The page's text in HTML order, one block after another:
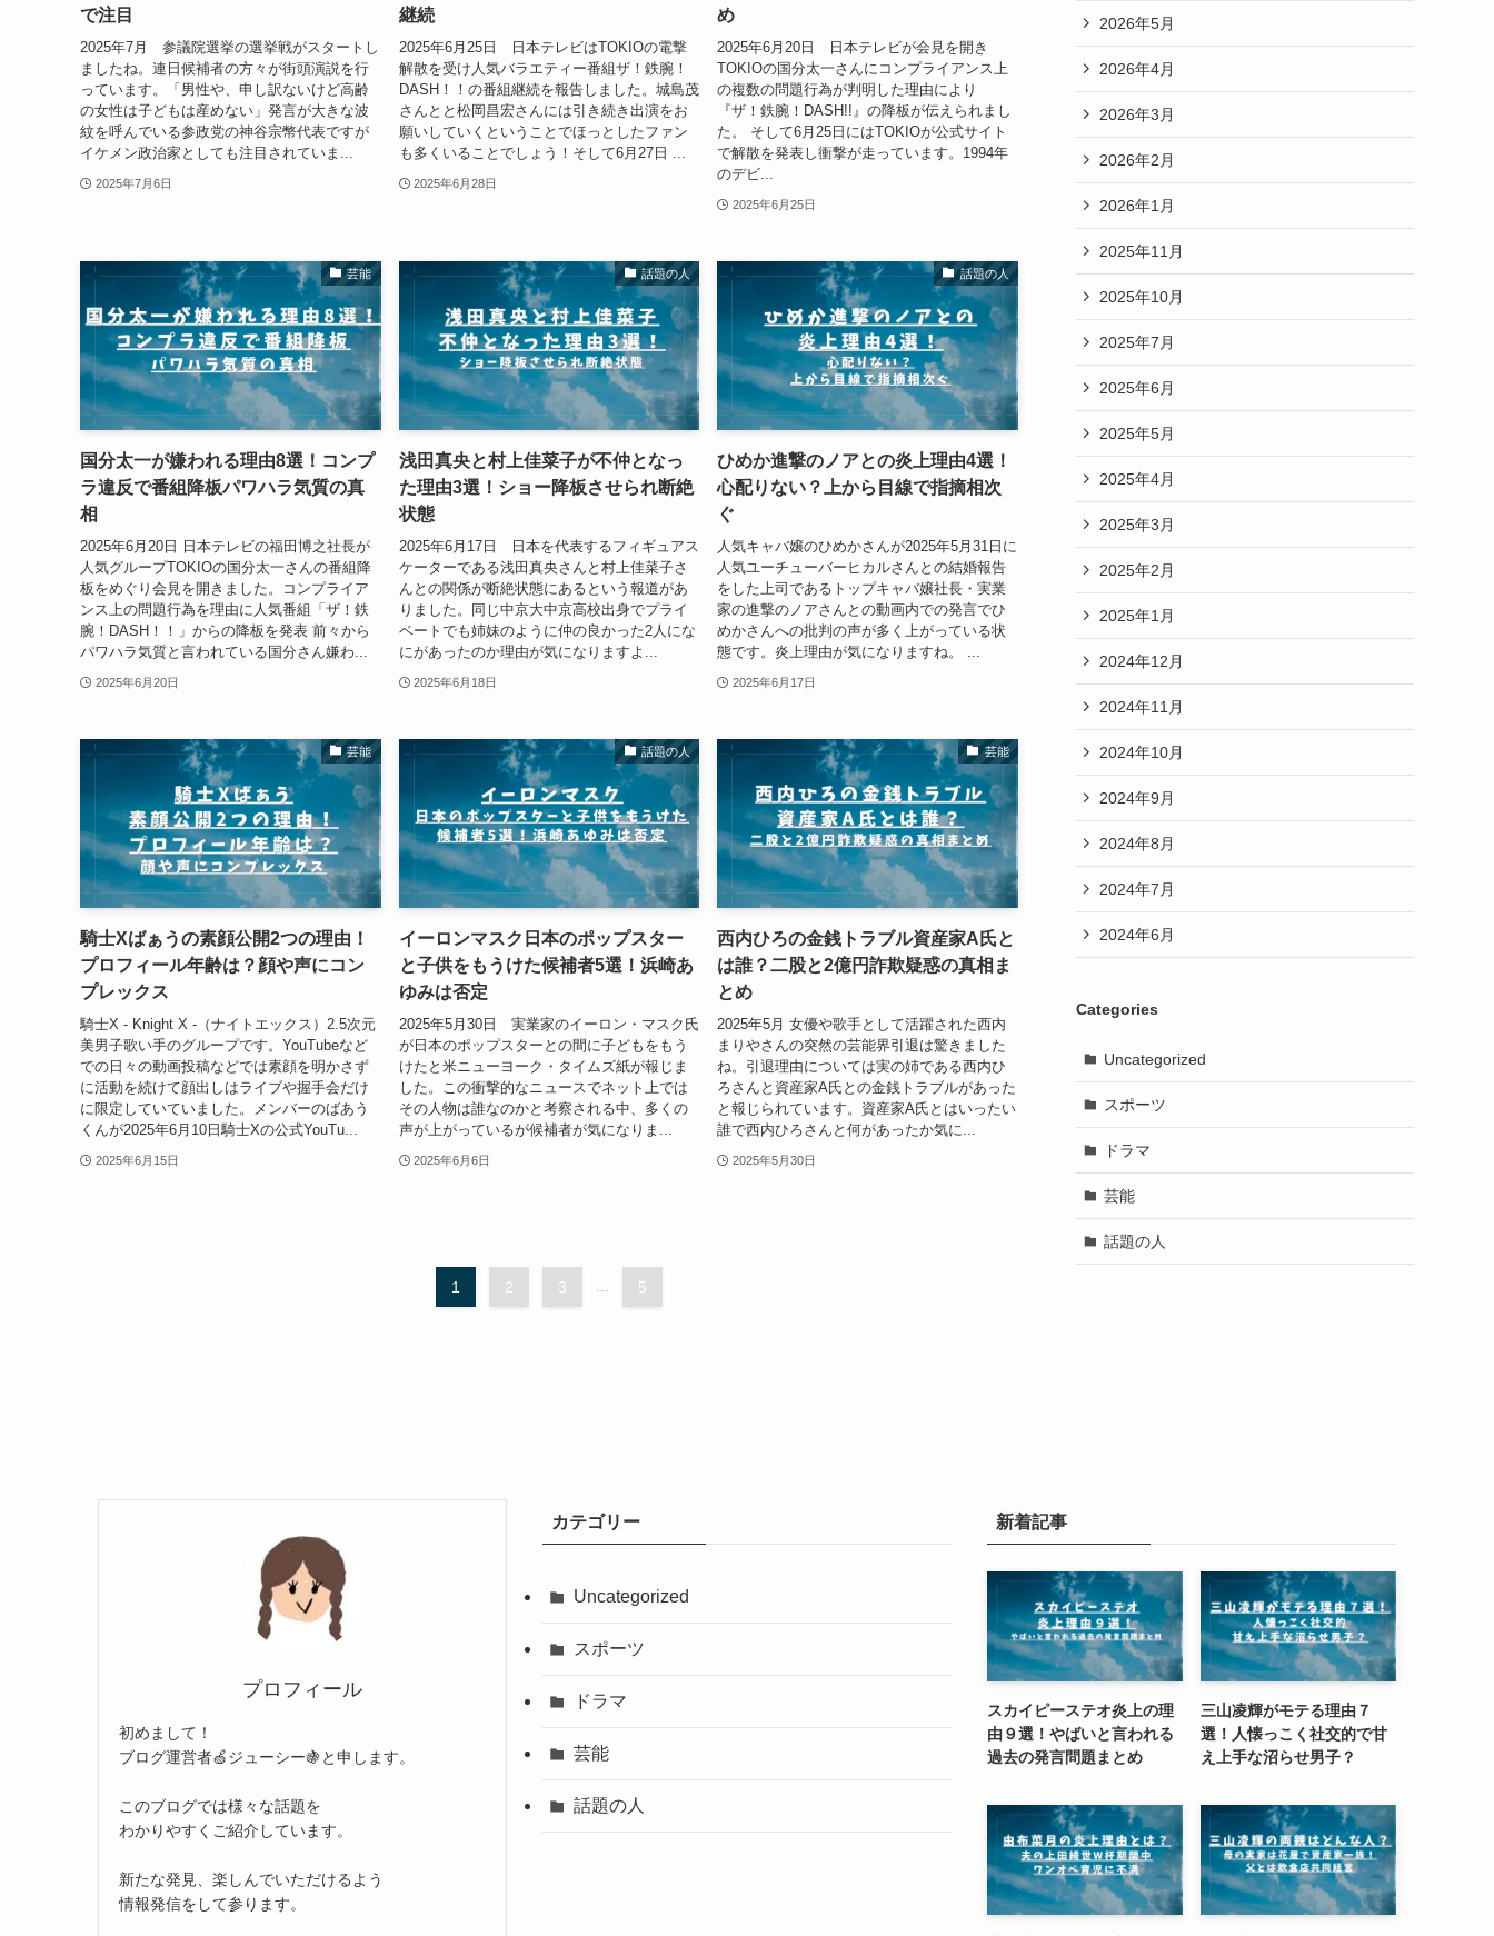
で注目
2025年7月 参議院選挙の選挙戦がスタートし
ましたね。連日候補者の方々が街頭演説を行
っています。「男性や、申し訳ないけど高齢
の女性は子どもは産めない」発言が大きな波
紋を呼んでいる参政党の神谷宗幣代表ですが
イケメン政治家としても注目されていま...
2025年7月6日
継続
2025年6月25日 日本テレビはTOKIOの電撃
解散を受け人気バラエティー番組ザ！鉄腕！
DASH！！の番組継続を報告しました。城島茂
さんとと松岡昌宏さんには引き続き出演をお
願いしていくということでほっとしたファン
も多くいることでしょう！そして6月27日 ...
2025年6月28日
め
2025年6月20日 日本テレビが会見を開き
TOKIOの国分太一さんにコンプライアンス上
の複数の問題行為が判明した理由により
『ザ！鉄腕！DASH!!』の降板が伝えられまし
た。 そして6月25日にはTOKIOが公式サイト
で解散を発表し衝撃が走っています。1994年
のデビ...
2025年6月25日
芸能
国分太一が嫌われる理由8選！コンプ
ラ違反で番組降板パワハラ気質の真
相
2025年6月20日 日本テレビの福田博之社長が
人気グループTOKIOの国分太一さんの番組降
板をめぐり会見を開きました。コンプライア
ンス上の問題行為を理由に人気番組「ザ！鉄
腕！DASH！！」からの降板を発表 前々から
パワハラ気質と言われている国分さん嫌わ...
2025年6月20日
話題の人
浅田真央と村上佳菜子が不仲となっ
た理由3選！ショー降板させられ断絶
状態
2025年6月17日 日本を代表するフィギュアス
ケーターである浅田真央さんと村上佳菜子さ
んとの関係が断絶状態にあるという報道があ
りました。同じ中京大中京高校出身でプライ
ベートでも姉妹のように仲の良かった2人にな
にがあったのか理由が気になりますよ...
2025年6月18日
話題の人
ひめか進撃のノアとの炎上理由4選！
心配りない？上から目線で指摘相次
ぐ
人気キャバ嬢のひめかさんが2025年5月31日に
人気ユーチューバーヒカルさんとの結婚報告
をした上司であるトップキャバ嬢社長・実業
家の進撃のノアさんとの動画内での発言でひ
めかさんへの批判の声が多く上がっている状
態です。炎上理由が気になりますね。 ...
2025年6月17日
芸能
騎士Xばぁうの素顔公開2つの理由！
プロフィール年齢は？顔や声にコン
プレックス
騎士X - Knight X -（ナイトエックス）2.5次元
美男子歌い手のグループです。YouTubeなど
での日々の動画投稿などでは素顔を明かさず
に活動を続けて顔出しはライブや握手会だけ
に限定していていました。メンバーのばあう
くんが2025年6月10日騎士Xの公式YouTu...
2025年6月15日
話題の人
イーロンマスク日本のポップスター
と子供をもうけた候補者5選！浜崎あ
ゆみは否定
2025年5月30日 実業家のイーロン・マスク氏
が日本のポップスターとの間に子どもをもう
けたと米ニューヨーク・タイムズ紙が報じま
した。この衝撃的なニュースでネット上では
その人物は誰なのかと考察される中、多くの
声が上がっているが候補者が気になりま...
2025年6月6日
芸能
西内ひろの金銭トラブル資産家A氏と
は誰？二股と2億円詐欺疑惑の真相ま
とめ
2025年5月 女優や歌手として活躍された西内
まりやさんの突然の芸能界引退は驚きました
ね。引退理由については実の姉である西内ひ
ろさんと資産家A氏との金銭トラブルがあった
と報じられています。資産家A氏とはいったい
誰で西内ひろさんと何があったか気に...
2025年5月30日
1 2 3 5
2026年5月
2026年4月
2026年3月
2026年2月
2026年1月
2025年11月
2025年10月
2025年7月
2025年6月
2025年5月
2025年4月
2025年3月
2025年2月
2025年1月
2024年12月
2024年11月
2024年10月
2024年9月
2024年8月
2024年7月
2024年6月
Categories
Uncategorized
スポーツ
ドラマ
芸能
話題の人
プロフィール
初めまして！
ブログ運営者🍏ジューシー🍇と申します。
このブログでは様々な話題を
わかりやすくご紹介しています。
新たな発見、楽しんでいただけるよう
情報発信をして参ります。
カテゴリー
Uncategorized
スポーツ
ドラマ
芸能
話題の人
新着記事
スカイピーステオ炎上の理
由９選！やばいと言われる
過去の発言問題まとめ
三山凌輝がモテる理由７
選！人懐っこく社交的で甘
え上手な沼らせ男子？